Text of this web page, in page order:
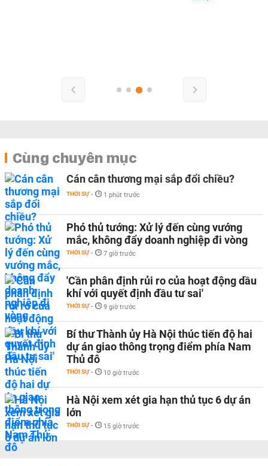
Cùng chuyên mục
Cán cân thương mại sắp đổi chiều?
THỜI SỰ - 1 phút trước
Phó thủ tướng: Xử lý đến cùng vướng
mắc, không đẩy doanh nghiệp đi vòng
THỜI SỰ - 7 giờ trước
'Cần phân định rủi ro của hoạt động dầu
khí với quyết định đầu tư sai'
THỜI SỰ - 9 giờ trước
Bí thư Thành ủy Hà Nội thúc tiến độ hai
dự án giao thông trọng điểm phía Nam
Thủ đô
THỜI SỰ - 10 giờ trước
Hà Nội xem xét gia hạn thủ tục 6 dự án
lớn
THỜI SỰ - 15 giờ trước